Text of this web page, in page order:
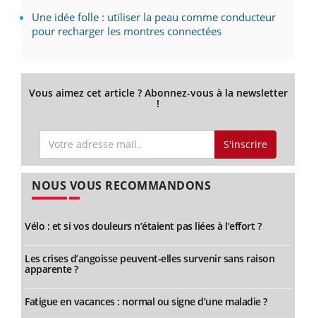
Une idée folle : utiliser la peau comme conducteur
pour recharger les montres connectées
Vous aimez cet article ? Abonnez-vous à la newsletter
!
S'inscrire
NOUS VOUS RECOMMANDONS
Vélo : et si vos douleurs n’étaient pas liées à l’effort ?
Les crises d’angoisse peuvent-elles survenir sans raison
apparente ?
Fatigue en vacances : normal ou signe d’une maladie ?